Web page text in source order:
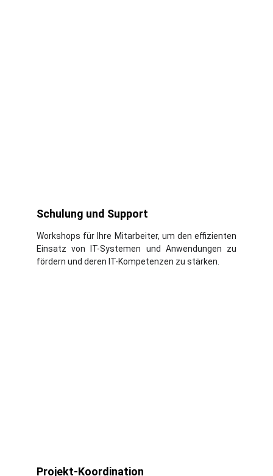
Schulung und Support
Workshops für Ihre Mitarbeiter, um den effizienten
Einsatz von IT-Systemen und Anwendungen zu
fördern und deren IT-Kompetenzen zu stärken.
Projekt-Koordination